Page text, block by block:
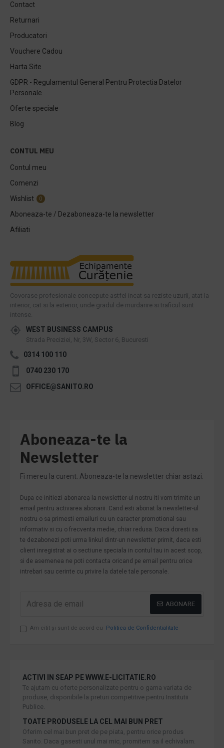
Contact
Returnari
Producatori
Vouchere Cadou
Harta Site
GDPR - Regulamentul General Pentru Protectia Datelor
Personale
Oferte speciale
Blog
CONTUL MEU
Contul meu
Comenzi
Wishlist
0
Aboneaza-te / Dezaboneaza-te la newsletter
Afiliati
Covorase profesionale concepute astfel incat sa reziste uzurii, atat la
interior, cat si la exterior, unde gradul de murdarire si traficul sunt
intense.
WEST BUSINESS CAMPUS
Strada Preciziei, Nr, 3W, Sector 6, Bucuresti
0314 100 110
0740 230 170
OFFICE@SANITO.RO
Aboneaza-te la
Newsletter
Fi mereu la curent. Aboneaza-te la newsletter chiar astazi.
Dupa ce initiezi abonarea la newsletter-ul nostru iti vom trimite un
email pentru activarea abonarii. Cand esti abonat la newsletter-ul
nostru o sa primesti emailuri cu un caracter promotional sau
informativ si cu o frecventa medie, chiar redusa. Daca doresti sa
te dezabonezi poti urma linkul dintr-un newsletter primit, daca esti
client inregistrat ai o sectiune speciala in contul tau in acest scop,
si de asemenea ne poti contacta oricand pe email pentru orice
intrebari sau cerinte cu privire la datele tale personale.
ABONARE
Am citit şi sunt de acord cu Politica de Confidentialitate
ACTIVI IN SEAP PE WWW.E-LICITATIE.RO
Te ajutam cu oferte personalizate pentru o gama variata de
produse, disponibile la preturi competitive pentru Institutii
Publice.
TOATE PRODUSELE LA CEL MAI BUN PRET
Oferim cel mai bun pret de pe piata, pentru orice produs
Sanito. Daca gasesti unul mai mic, promitem sa il echivalam.